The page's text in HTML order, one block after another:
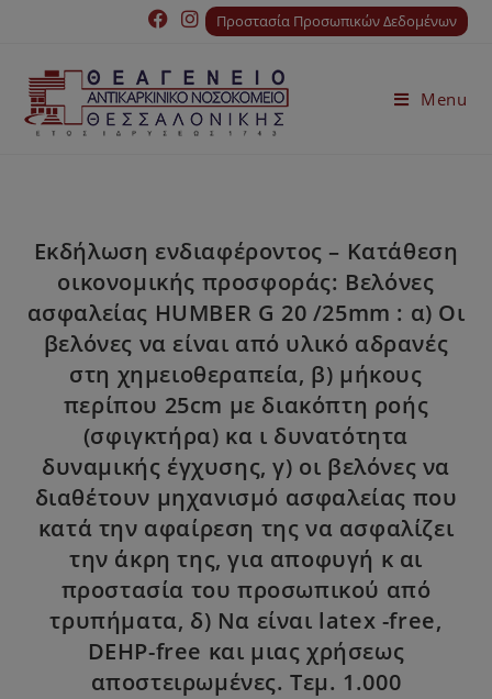
Προστασία Προσωπικών Δεδομένων
Menu
Εκδήλωση ενδιαφέροντος – Κατάθεση
οικονομικής προσφοράς: Βελόνες
ασφαλείας HUMBER G 20 /25mm : α) Oι
βελόνες να είναι από υλικό αδρανές
στη χημειοθεραπεία, β) μήκους
περίπου 25cm με διακόπτη ροής
(σφιγκτήρα) κα ι δυνατότητα
δυναμικής έγχυσης, γ) οι βελόνες να
διαθέτουν μηχανισμό ασφαλείας που
κατά την αφαίρεση της να ασφαλίζει
την άκρη της, για αποφυγή κ αι
προστασία του προσωπικού από
τρυπήματα, δ) Να είναι latex -free,
DEHP-free και μιας χρήσεως
αποστειρωμένες. Τεμ. 1.000